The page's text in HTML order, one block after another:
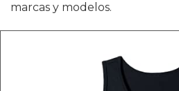
marcas y modelos.